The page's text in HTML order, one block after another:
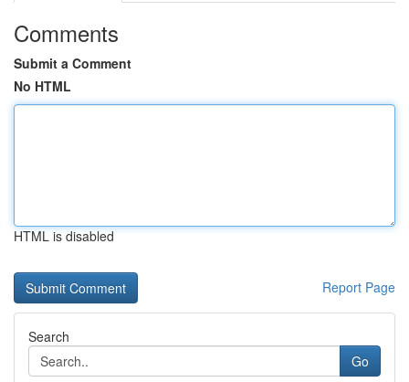
Comments
Submit a Comment
No HTML
HTML is disabled
Report Page
Search
Go